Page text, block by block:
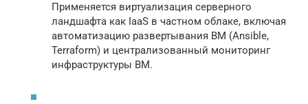
Применяется виртуализация серверного
ландшафта как IaaS в частном облаке, включая
автоматизацию развертывания ВМ (Ansible,
Terraform) и централизованный мониторинг
инфраструктуры ВМ.